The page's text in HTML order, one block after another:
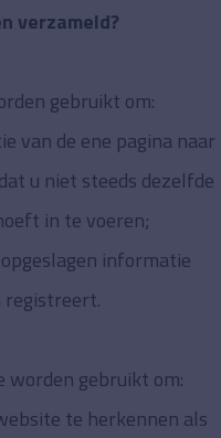
verzameld?
gebruikt om:
van de ene pagina naar
u niet steeds dezelfde
in te voeren;
informatie
registreert.
worden gebruikt om:
te herkennen als